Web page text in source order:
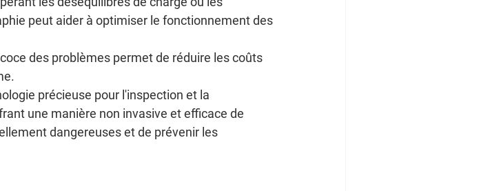
peut aider à optimiser le fonctionnement des
des problèmes permet de réduire les coûts
précieuse pour l'inspection et la
une manière non invasive et efficace de
dangereuses et de prévenir les